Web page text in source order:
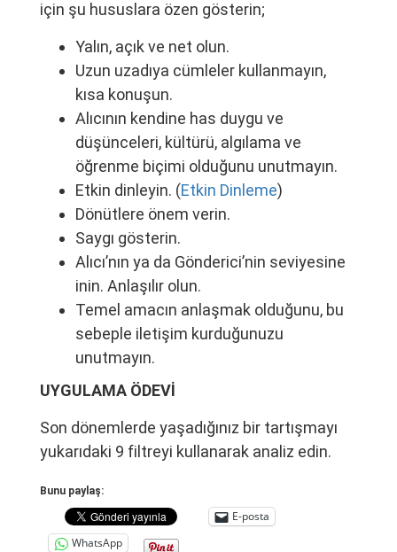
için şu hususlara özen gösterin;
Yalın, açık ve net olun.
Uzun uzadıya cümleler kullanmayın,
kısa konuşun.
Alıcının kendine has duygu ve
düşünceleri, kültürü, algılama ve
öğrenme biçimi olduğunu unutmayın.
Etkin dinleyin. (Etkin Dinleme)
Dönütlere önem verin.
Saygı gösterin.
Alıcı’nın ya da Gönderici’nin seviyesine
inin. Anlaşılır olun.
Temel amacın anlaşmak olduğunu, bu
sebeple iletişim kurduğunuzu
unutmayın.
UYGULAMA ÖDEVİ
Son dönemlerde yaşadığınız bir tartışmayı
yukarıdaki 9 filtreyi kullanarak analiz edin.
Bunu paylaş:
E-posta
WhatsApp